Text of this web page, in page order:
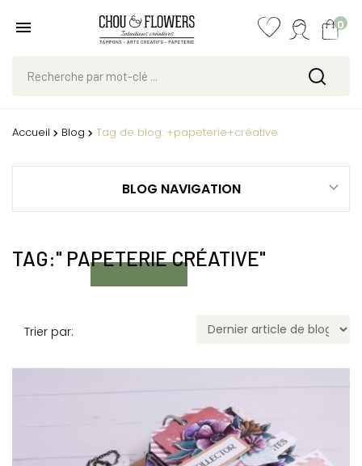
0
Accueil Blog Tag de blog: +papeterie+créative
BLOG NAVIGATION
TAG:" PAPETERIE CRÉATIVE"
Trier par: